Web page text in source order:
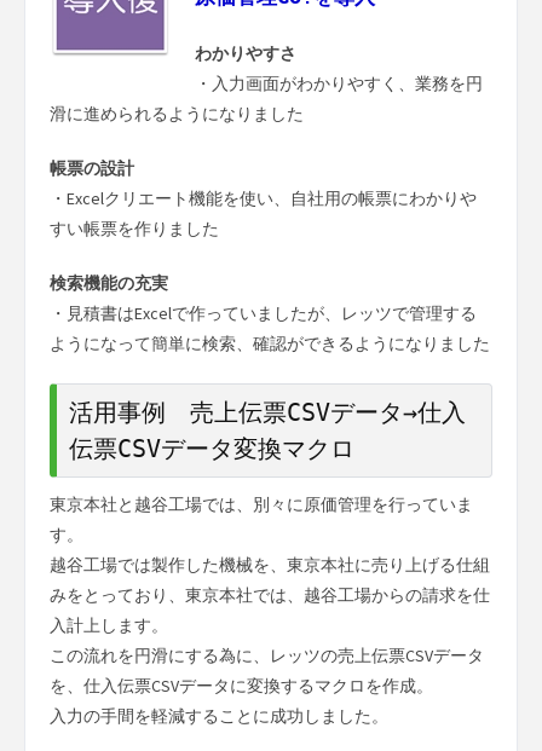
わかりやすさ
・入力画面がわかりやすく、業務を円
滑に進められるようになりました
帳票の設計
・Excelクリエート機能を使い、自社用の帳票にわかりや
すい帳票を作りました
検索機能の充実
・見積書はExcelで作っていましたが、レッツで管理する
ようになって簡単に検索、確認ができるようになりました
活用事例 売上伝票CSVデータ→仕入
伝票CSVデータ変換マクロ
東京本社と越谷工場では、別々に原価管理を行っていま
す。
越谷工場では製作した機械を、東京本社に売り上げる仕組
みをとっており、東京本社では、越谷工場からの請求を仕
入計上します。
この流れを円滑にする為に、レッツの売上伝票CSVデータ
を、仕入伝票CSVデータに変換するマクロを作成。
入力の手間を軽減することに成功しました。